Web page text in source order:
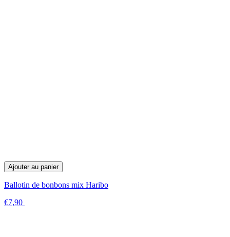
Ajouter au panier
Ballotin de bonbons mix Haribo
€7,90